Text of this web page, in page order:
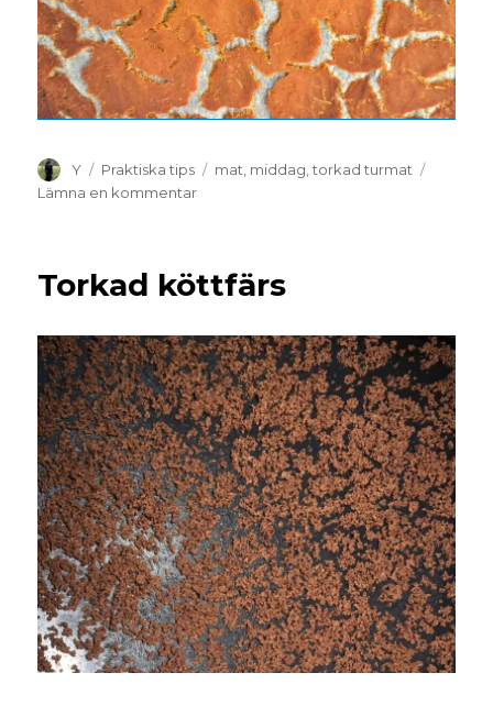
Y Praktiska tips mat middag ,torkad turmat
Lämna en kommentar
Torkad köttfärs